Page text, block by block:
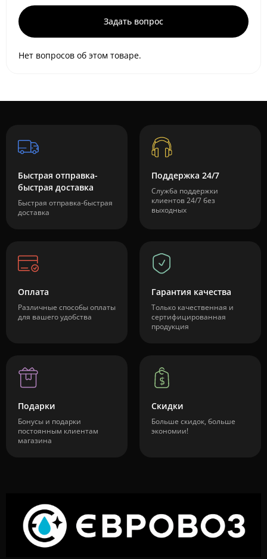
Задать вопрос
Нет вопросов об этом товаре.
Быстрая отправка-
быстрая доставка
Быстрая отправка-быстрая
доставка
Поддержка 24/7
Служба поддержки
клиентов 24/7 без
выходных
Оплата
Различные способы оплаты
для вашего удобства
Гарантия качества
Только качественная и
сертифицированная
продукция
Подарки
Бонусы и подарки
постоянным клиентам
магазина
Скидки
Больше скидок, больше
экономии!